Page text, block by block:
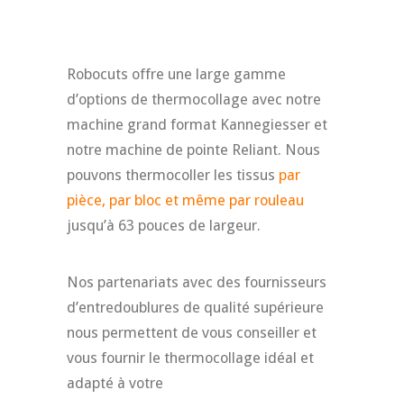
Robocuts offre une large gamme
d’options de thermocollage avec notre
machine grand format Kannegiesser et
notre machine de pointe Reliant. Nous
pouvons thermocoller les tissus par
pièce, par bloc et même par rouleau
jusqu’à 63 pouces de largeur.
Nos partenariats avec des fournisseurs
d’entredoublures de qualité supérieure
nous permettent de vous conseiller et
vous fournir le thermocollage idéal et
adapté à votre